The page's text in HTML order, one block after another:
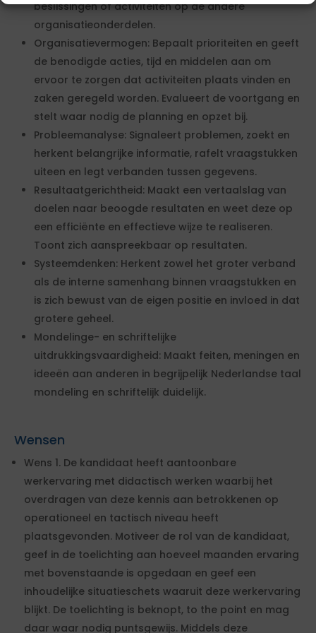
beslissingen of activiteiten op de andere
organisatieonderdelen.
Organisatievermogen: Bepaalt prioriteiten en geeft
de benodigde acties, tijd en middelen aan om
ervoor te zorgen dat activiteiten plaats vinden en
zaken geregeld worden. Evalueert de voortgang en
stelt waar nodig de planning en opzet bij.
Probleemanalyse: Signaleert problemen, zoekt en
herkent belangrijke informatie, rafelt vraagstukken
uiteen en legt verbanden tussen gegevens.
Resultaatgerichtheid: Maakt een vertaalslag van
doelen naar beoogde resultaten en weet deze op
een efficiënte en effectieve wijze te realiseren.
Toont zich aanspreekbaar op resultaten.
Systeemdenken: Herkent zowel het groter verband
als de interne samenhang binnen vraagstukken en
is zich bewust van de eigen positie en invloed in dat
grotere geheel.
Mondelinge- en schriftelijke
uitdrukkingsvaardigheid: Maakt feiten, meningen en
ideeën aan anderen in begrijpelijk Nederlandse taal
mondeling en schriftelijk duidelijk.
Wensen
Wens 1. De kandidaat heeft aantoonbare
werkervaring met didactisch werken waarbij het
overdragen van deze kennis aan betrokkenen op
operationeel en tactisch niveau heeft
plaatsgevonden. Motiveer de rol van de kandidaat,
geef in de toelichting aan hoeveel maanden ervaring
met bovenstaande is opgedaan en geef een
inhoudelijke situatieschets waaruit deze werkervaring
blijkt. De toelichting is beknopt, to the point en mag
daar waar nodig puntsgewijs. Middels deze